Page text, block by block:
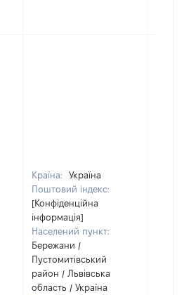
Країна:
Україна
Поштовий індекс:
[Конфіденційна
інформація]
Населений пункт:
Бережани /
Пустомитівський
район / Львівська
область / Україна